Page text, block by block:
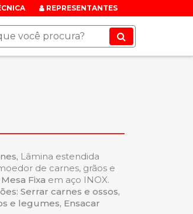
REPRESENTANTES
Lâmina estendida
de carnes, grãos e
Mesa Fixa em aço INOX.
Serrar carnes e ossos,
e legumes, Ensacar